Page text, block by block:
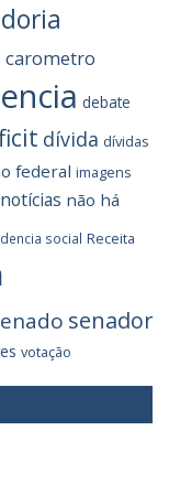
carometro
debate
dívida dívidas
federal imagens
notícias não há
social Receita
senador
votação